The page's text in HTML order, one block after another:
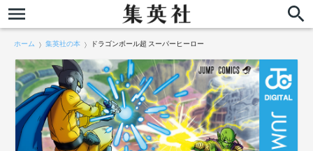
ホーム 集英社の本 ドラゴンボール超 スーパーヒーロー